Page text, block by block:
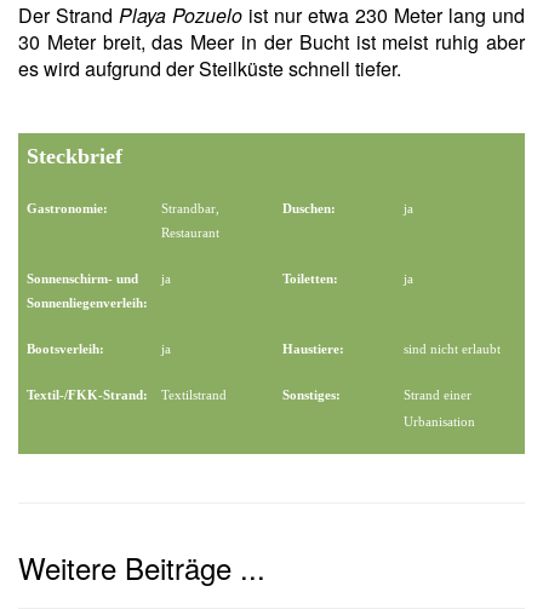
Der Strand Playa Pozuelo ist nur etwa 230 Meter lang und
30 Meter breit, das Meer in der Bucht ist meist ruhig aber
es wird aufgrund der Steilküste schnell tiefer.
Steckbrief
Gastronomie:
Strandbar,
Restaurant
Duschen: ja
Sonnenschirm- und
Sonnenliegenverleih:
ja Toiletten: ja
Bootsverleih: ja Haustiere: sind nicht erlaubt
Textil-/FKK-Strand: Textilstrand Sonstiges:
Strand einer
Urbanisation
Weitere Beiträge ...